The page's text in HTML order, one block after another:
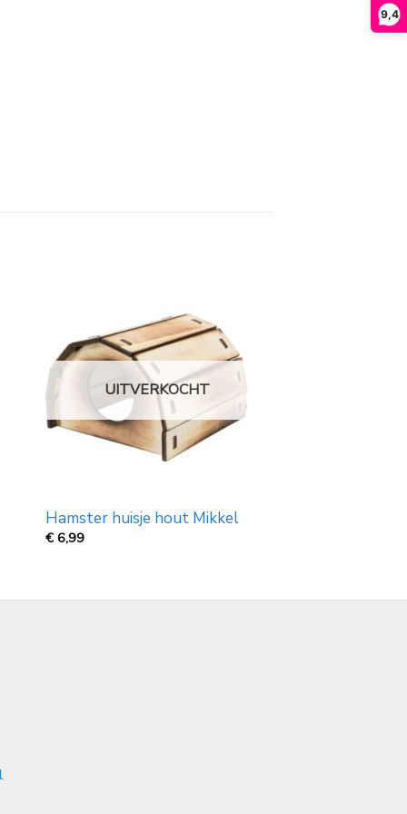
9,4
UITVERKOCHT
Hamster huisje hout Mikkel
€ 6,99